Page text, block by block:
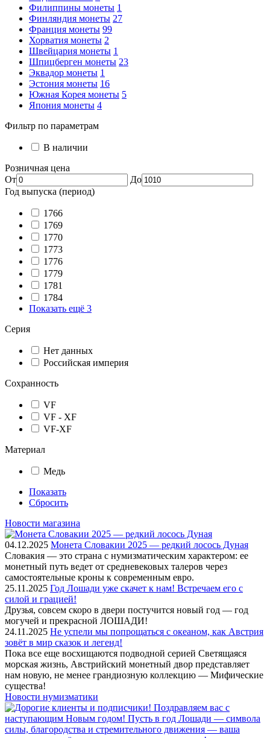
Филиппины монеты 1
Финляндия монеты 27
Франция монеты 99
Хорватия монеты 2
Швейцария монеты 1
Шпицберген монеты 23
Эквадор монеты 1
Эстония монеты 16
Южная Корея монеты 5
Япония монеты 4
Фильтр по параметрам
В наличии
Розничная цена
От
До
Год выпуска (период)
1766
1769
1770
1773
1776
1779
1781
1784
Показать ещё 3
Серия
Нет данных
Российская империя
Сохранность
VF
VF - XF
VF-XF
Материал
Медь
Показать
Сбросить
Новости магазина
04.12.2025 Монета Словакии 2025 — редкий лосось Дуная
Словакия — это страна с нумизматическим характером: ее
монетный путь ведет от средневековых талеров через
самостоятельные кроны к современным евро.
25.11.2025 Год Лошади уже скачет к нам! Встречаем его с
силой и грацией!
Друзья, совсем скоро в двери постучится новый год — год
могучей и прекрасной ЛОШАДИ!
24.11.2025 Не успели мы попрощаться с океаном, как Австрия
зовёт в мир сказок и легенд!
Пока все еще восхищаются подводной серией Светящаяся
морская жизнь, Австрийский монетный двор представляет
нам новую, не менее грандиозную коллекцию — Мифические
существа!
Новости нумизматики